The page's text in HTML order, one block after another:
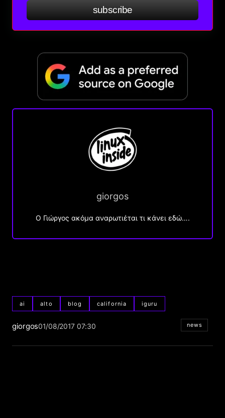
subscribe
giorgos
Ο Γιώργος ακόμα αναρωτιέται τι κάνει εδώ….
ai alto blog california iguru
giorgos01/08/2017 07:30 news